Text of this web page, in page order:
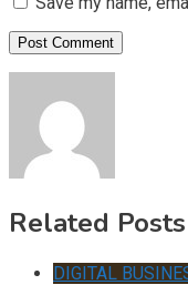
Related Posts
DIGITAL